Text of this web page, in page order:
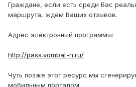
Граждане, если есть среди Вас
маршрута, ждем Ваших отзывов.
Адрес электронный программы:
http://pass.vombat-n.ru/
Чуть позже этот ресурс мы
мобильным порталом